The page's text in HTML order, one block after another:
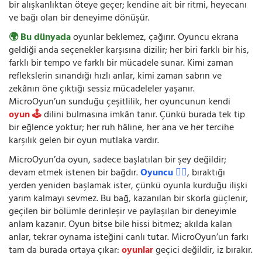
bir alışkanlıktan öteye geçer; kendine ait bir ritmi, heyecanı
ve bağı olan bir deneyime dönüşür.
🌍 Bu dünyadaoyunlar beklemez, çağırır. Oyuncu ekrana
geldiği anda seçenekler karşısına dizilir; her biri farklı bir his,
farklı bir tempo ve farklı bir mücadele sunar. Kimi zaman
reflekslerin sınandığı hızlı anlar, kimi zaman sabrın ve
zekânın öne çıktığı sessiz mücadeleler yaşanır.
MicroOyun’un sunduğu çeşitlilik, her oyuncunun kendi
oyun 🕹️dilini bulmasına imkân tanır. Çünkü burada tek tip
bir eğlence yoktur; her ruh hâline, her ana ve her tercihe
karşılık gelen bir oyun mutlaka vardır.
MicroOyun’da oyun, sadece başlatılan bir şey değildir;
devam etmek istenen bir bağdır.Oyuncu 🧍‍♂️, bıraktığı
yerden yeniden başlamak ister, çünkü oyunla kurduğu ilişki
yarım kalmayı sevmez. Bu bağ, kazanılan bir skorla güçlenir,
geçilen bir bölümle derinleşir ve paylaşılan bir deneyimle
anlam kazanır. Oyun bitse bile hissi bitmez; akılda kalan
anlar, tekrar oynama isteğini canlı tutar. MicroOyun’un farkı
tam da burada ortaya çıkar:oyunlargeçici değildir, iz bırakır.